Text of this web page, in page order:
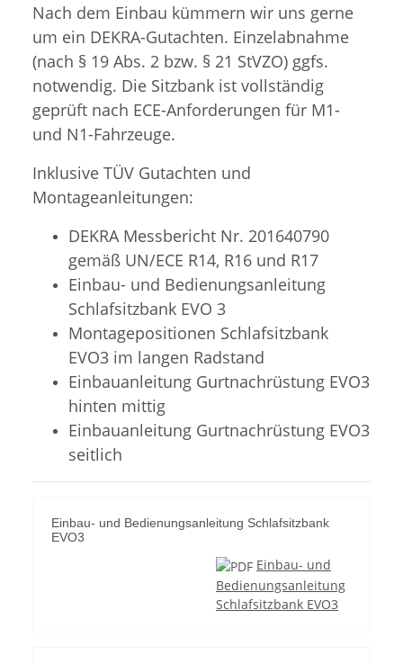
Nach dem Einbau kümmern wir uns gerne
um ein DEKRA-Gutachten. Einzelabnahme
(nach § 19 Abs. 2 bzw. § 21 StVZO) ggfs.
notwendig. Die Sitzbank ist vollständig
geprüft nach ECE-Anforderungen für M1-
und N1-Fahrzeuge.
Inklusive TÜV Gutachten und
Montageanleitungen:
DEKRA Messbericht Nr. 201640790
gemäß UN/ECE R14, R16 und R17
Einbau- und Bedienungsanleitung
Schlafsitzbank EVO 3
Montagepositionen Schlafsitzbank
EVO3 im langen Radstand
Einbauanleitung Gurtnachrüstung EVO3
hinten mittig
Einbauanleitung Gurtnachrüstung EVO3
seitlich
Einbau- und Bedienungsanleitung Schlafsitzbank
EVO3
Einbau- und
Bedienungsanleitung
Schlafsitzbank EVO3